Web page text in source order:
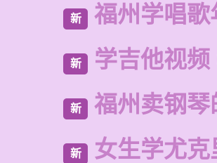
新 福州学唱
新 学吉他视
新 福州卖钢
新 女生学尤